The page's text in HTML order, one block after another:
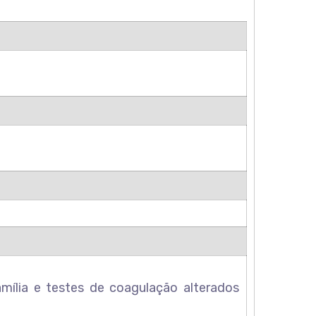
e testes de coagulação alterados